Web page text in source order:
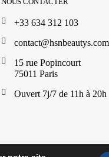
+33 634 312 103
contact@hsnbeautys.com
15 rue Popincourt
75011 Paris
Ouvert 7j/7 de 11h à 20h